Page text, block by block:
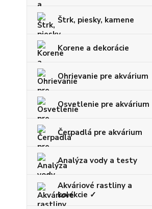
Štrk, piesky, kamene
Korene a dekorácie
Ohrievanie pre akvárium
Osvetlenie pre akvárium
Čerpadlá pre akvárium
Analýza vody a testy
Akváriové rastliny a
kolekcie ✓